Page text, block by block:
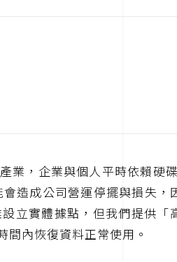
，企業與個人平時依賴硬
造成公司營運停擺與損失，
立實體據點，但我們提供「
內恢復資料正常使用。